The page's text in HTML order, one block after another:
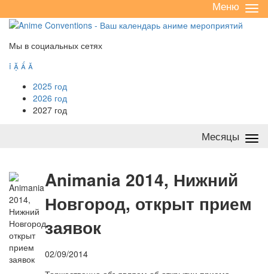
/
Меню
Мы в социальных сетях
   
2025 год
2026 год
2027 год
Месяцы
Animania 2014, Нижний
Новгород, открыт прием
заявок
02/09/2014